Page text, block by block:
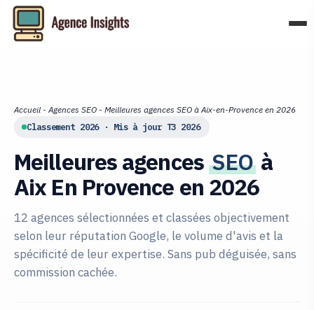
Aller
au
contenu
Accueil - Agences SEO - Meilleures agences SEO à Aix-en-Provence en 2026
Classement 2026 · Mis à jour T3 2026
Meilleures agences SEOà
Aix En Provence en 2026
12 agences sélectionnées et classées objectivement
selon leur réputation Google, le volume d'avis et la
spécificité de leur expertise. Sans pub déguisée, sans
commission cachée.